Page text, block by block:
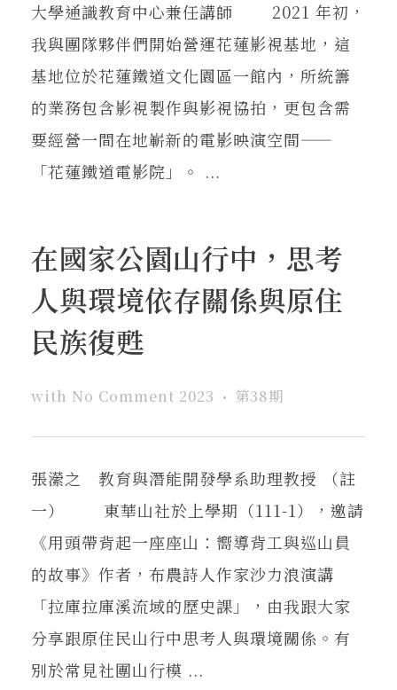
大學通識教育中心兼任講師 2021 年初，
我與團隊夥伴們開始營運花蓮影視基地，這
基地位於花蓮鐵道文化園區一館內，所統籌
的業務包含影視製作與影視協拍，更包含需
要經營一間在地嶄新的電影映演空間——
「花蓮鐵道電影院」。 ...
在國家公園山行中，思考
人與環境依存關係與原住
民族復甦
with No Comment 2023 第38期
張瀠之 教育與潛能開發學系助理教授 （註
一） 東華山社於上學期（111-1），邀請
《用頭帶背起一座座山：嚮導背工與巡山員
的故事》作者，布農詩人作家沙力浪演講
「拉庫拉庫溪流域的歷史課」，由我跟大家
分享跟原住民山行中思考人與環境關係。有
別於常見社團山行模 ...